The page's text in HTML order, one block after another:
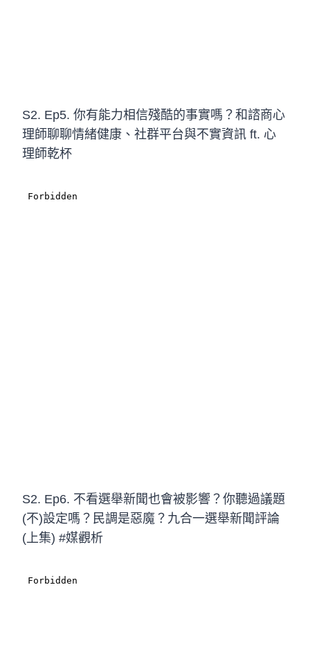
S2. Ep5. 你有能力相信殘酷的事實嗎？和諮商心
理師聊聊情緒健康、社群平台與不實資訊 ft. 心
理師乾杯
S2. Ep6. 不看選舉新聞也會被影響？你聽過議題
(不)設定嗎？民調是惡魔？九合一選舉新聞評論
(上集) #媒觀析